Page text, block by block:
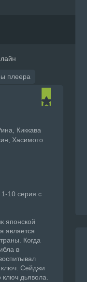
плеера
Киккава
Хасимото
10 серия с
японской
является
Когда
в
ключ. Сейджи
дьявола.